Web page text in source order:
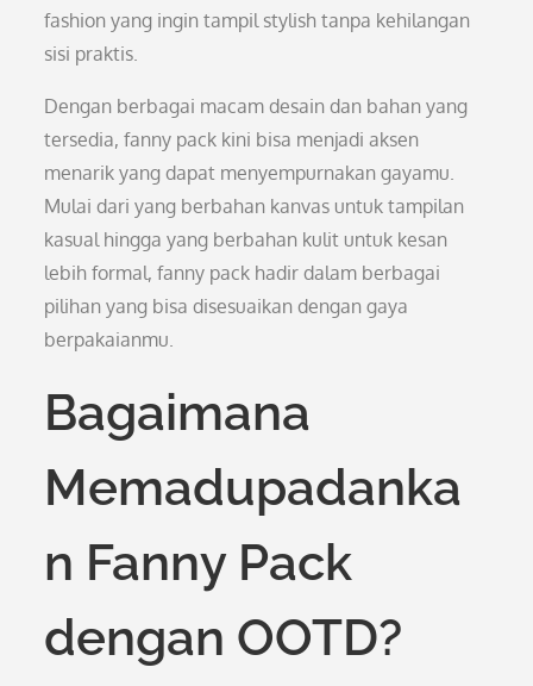
fashion yang ingin tampil stylish tanpa kehilangan
sisi praktis.
Dengan berbagai macam desain dan bahan yang
tersedia, fanny pack kini bisa menjadi aksen
menarik yang dapat menyempurnakan gayamu.
Mulai dari yang berbahan kanvas untuk tampilan
kasual hingga yang berbahan kulit untuk kesan
lebih formal, fanny pack hadir dalam berbagai
pilihan yang bisa disesuaikan dengan gaya
berpakaianmu.
Bagaimana
Memadupadanka
n Fanny Pack
dengan OOTD?